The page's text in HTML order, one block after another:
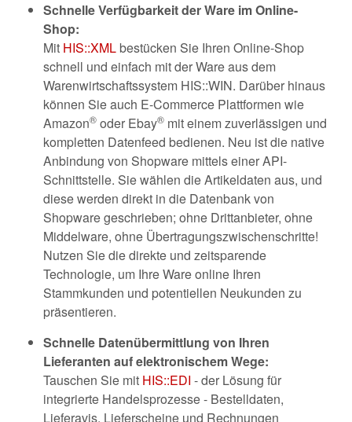
Schnelle Verfügbarkeit der Ware im Online-
Shop:
Mit HIS::XMLbestücken Sie Ihren Online-Shop
schnell und einfach mit der Ware aus dem
Warenwirtschaftssystem HIS::WIN. Darüber hinaus
können Sie auch E-Commerce Plattformen wie
Amazon® oder Ebay® mit einem zuverlässigen und
kompletten Datenfeed bedienen. Neu ist die native
Anbindung von Shopware mittels einer API-
Schnittstelle. Sie wählen die Artikeldaten aus, und
diese werden direkt in die Datenbank von
Shopware geschrieben; ohne Drittanbieter, ohne
Middelware, ohne Übertragungszwischenschritte!
Nutzen Sie die direkte und zeitsparende
Technologie, um Ihre Ware online Ihren
Stammkunden und potentiellen Neukunden zu
präsentieren.
Schnelle Datenübermittlung von Ihren
Lieferanten auf elektronischem Wege:
Tauschen Sie mit HIS::EDI - der Lösung für
integrierte Handelsprozesse - Bestelldaten,
Lieferavis, Lieferscheine und Rechnungen